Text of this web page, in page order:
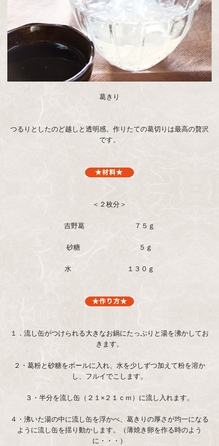
葛きり
つるりとしたのど越しと透明感。作りたての葛切りは最高の贅沢
です。
＜２枚分＞
吉野葛 ７５ｇ
砂糖 ５ｇ
水 １３０ｇ
１．流し缶がつけられる大きなお鍋にたっぷりと湯を沸かしてお
きます。
２・葛粉と砂糖をボールに入れ、水を少しずつ加えて粉を溶か
し、フルイでこします。
３・半分を流し缶（２１×２１ｃｍ）に流し入れます。
４・沸いた湯の中に流し缶を浮かべ、葛きりの厚さが均一になる
ように流し缶を揺り動かします。（薄焼き卵を作る時のよう
に・・・）